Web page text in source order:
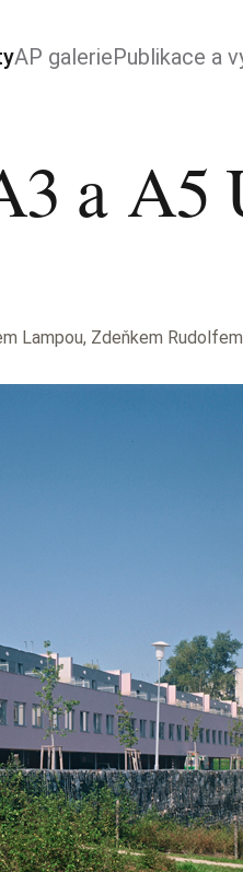
AP galeriePublikace a
a A5
Lampou, Zdeňkem